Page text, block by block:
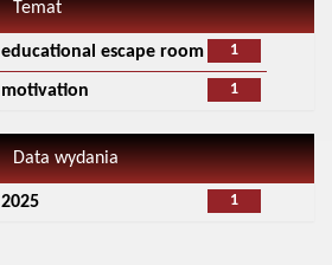
Temat
1
educational escape room
1
motivation
Data wydania
1
2025